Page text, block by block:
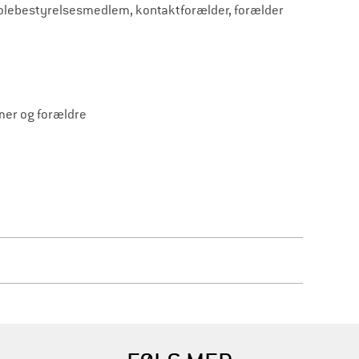
kontaktforælder, forælder
og forældre